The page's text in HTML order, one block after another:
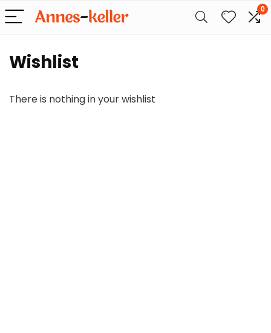
0
Wishlist
There is nothing in your wishlist